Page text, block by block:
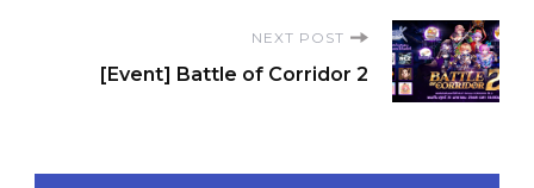
NEXT POST
[Event] Battle of Corridor 2